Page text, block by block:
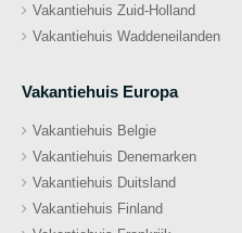
Vakantiehuis Zuid-Holland
Vakantiehuis Waddeneilanden
Vakantiehuis Europa
Vakantiehuis Belgie
Vakantiehuis Denemarken
Vakantiehuis Duitsland
Vakantiehuis Finland